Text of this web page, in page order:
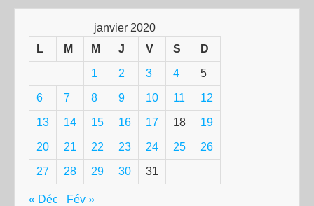
janvier 2020
L
M M J V S D
1 2 3 4 5
6 7 8 9 10 11 12
13 14 15 16 17 18 19
20 21 22 23 24 25 26
27 28 29 30 31
« Déc Fév »